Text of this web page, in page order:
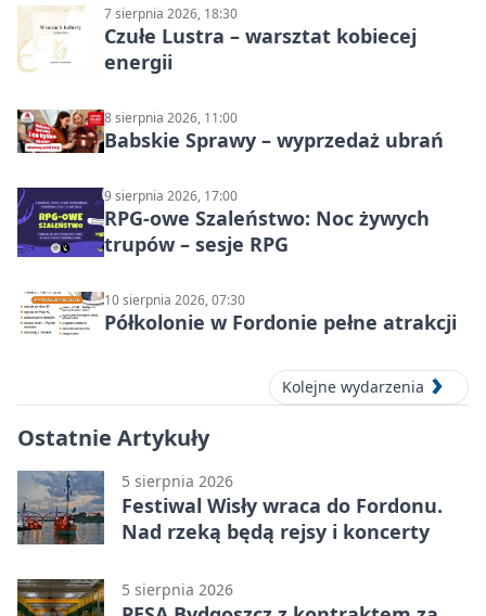
7 sierpnia 2026, 18:30
Czułe Lustra – warsztat kobiecej
energii
8 sierpnia 2026, 11:00
Babskie Sprawy – wyprzedaż ubrań
9 sierpnia 2026, 17:00
RPG-owe Szaleństwo: Noc żywych
trupów – sesje RPG
10 sierpnia 2026, 07:30
Półkolonie w Fordonie pełne atrakcji
Kolejne wydarzenia
Ostatnie Artykuły
5 sierpnia 2026
Festiwal Wisły wraca do Fordonu.
Nad rzeką będą rejsy i koncerty
5 sierpnia 2026